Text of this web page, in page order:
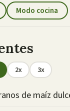
Modo cocina
2x 3x
de maíz